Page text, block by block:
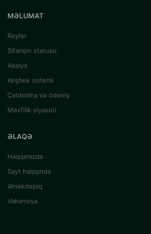
MƏLUMAT
Rəylər
Sifarişin statusu
Aksiya
Keşbek sistemi
Çatdırılma və ödəniş
Məxfilik siyasəti
ƏLAQƏ
Haqqımızda
Sayt haqqında
Əməkdaşlıq
Vakansiya